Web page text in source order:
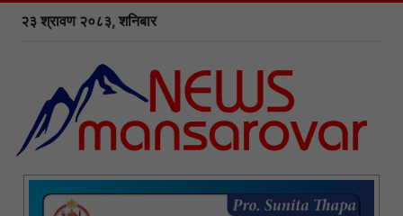
२३ श्रावण २०८३, शनिबार